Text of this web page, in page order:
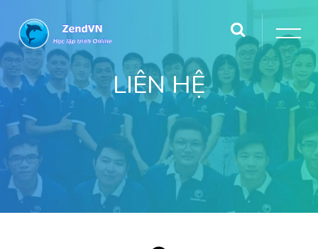
LIÊN HỆ